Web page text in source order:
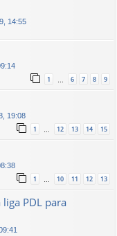
14:55
1 … 6 7 8 9
19:08
1 … 12 13 14 15
1 … 10 11 12 13
PDL para